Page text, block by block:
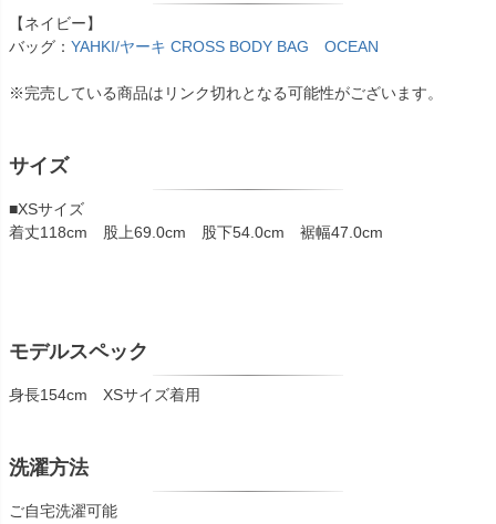
【ネイビー】
バッグ： YAHKI/ヤーキ CROSS BODY BAG OCEAN
※完売している商品はリンク切れとなる可能性がございます。
サイズ
■XSサイズ
着丈118cm 股上69.0cm 股下54.0cm 裾幅47.0cm
モデルスペック
身長154cm XSサイズ着用
洗濯方法
ご自宅洗濯可能